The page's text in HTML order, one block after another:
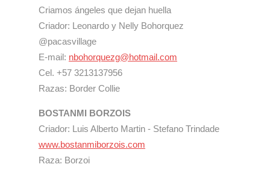
Criamos ángeles que dejan huella
Criador: Leonardo y Nelly Bohorquez
@pacasvillage
E-mail: nbohorquezg@hotmail.com
Cel. +57 3213137956
Razas: Border Collie
BOSTANMI BORZOIS
Criador: Luis Alberto Martin - Stefano Trindade
www.bostanmiborzois.com
Raza: Borzoi